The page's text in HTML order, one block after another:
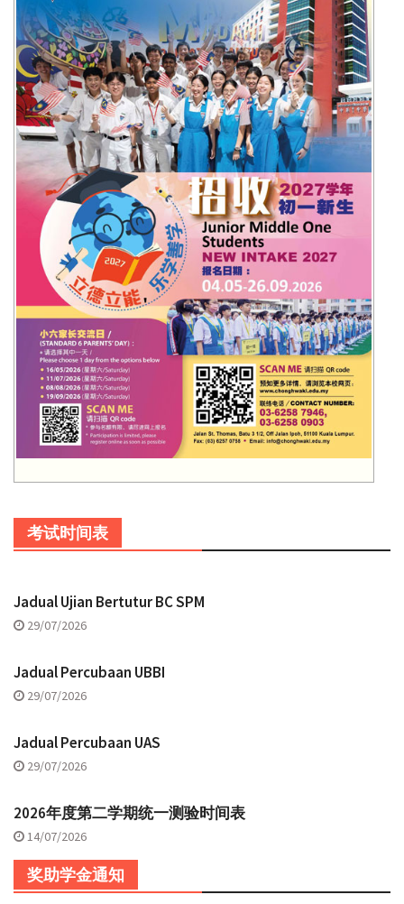
考试时间表
Jadual Ujian Bertutur BC SPM
29/07/2026
Jadual Percubaan UBBI
29/07/2026
Jadual Percubaan UAS
29/07/2026
2026年度第二学期统一测验时间表
14/07/2026
奖助学金通知